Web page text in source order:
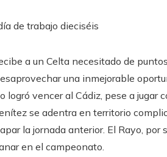
de trabajo dieciséis
a un Celta necesitado de
una inmejorable
logró vencer al Cádiz, pese a jugar
se adentra en territorio
la jornada anterior. El Rayo,
en el campeonato.